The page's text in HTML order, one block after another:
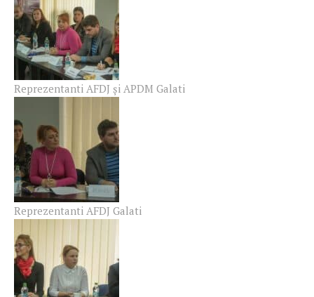
Reprezentanti AFDJ şi APDM Galati
Reprezentanti AFDJ Galati